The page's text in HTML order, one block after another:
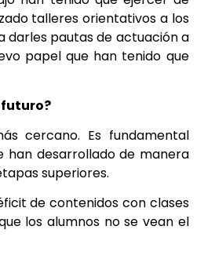
talleres orientativos a los
darles pautas de actuación a
papel que han tenido que
futuro?
cercano. Es fundamental
han desarrollado de manera
superiores.
de contenidos con clases
los alumnos no se vean el